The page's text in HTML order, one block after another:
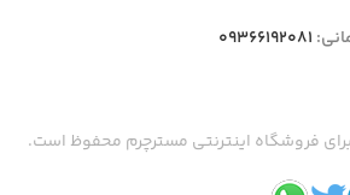
09366192081
فروشگاه اینترنتی مسترچرم محفوظ است.